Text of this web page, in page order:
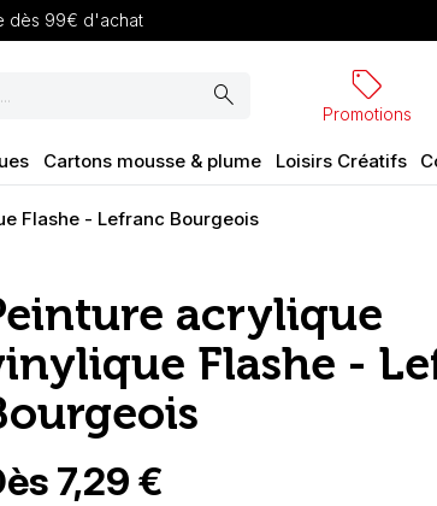
dès 99€ d'achat
search sell
Promotions
Cartons mousse & plume Loisirs Créatifs
Flashe - Lefranc Bourgeois
acrylique
Flashe -
7,29 €